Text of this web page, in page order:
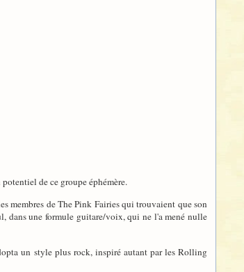
de ce groupe éphémère.
membres de The Pink Fairies qui trouvaient que son
dans une formule guitare/voix, qui ne l'a mené nulle
un style plus rock, inspiré autant par les Rolling